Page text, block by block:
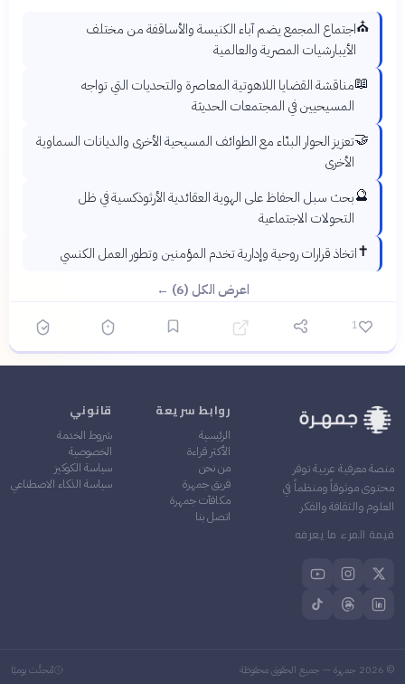
⛪اجتماع المجمع يضم آباء الكنيسة والأساقفة من مختلف
الأيبارشيات المصرية والعالمية
📖مناقشة القضايا اللاهوتية المعاصرة والتحديات التي تواجه
المسيحيين في المجتمعات الحديثة
🤝تعزيز الحوار البنّاء مع الطوائف المسيحية الأخرى والديانات السماوية
الأخرى
🔮بحث سبل الحفاظ على الهوية العقائدية الأرثوذكسية في ظل
التحولات الاجتماعية
✝️اتخاذ قرارات روحية وإدارية تخدم المؤمنين وتطور العمل الكنسي
اعرض الكل (6) ←
1
منصة معرفية عربية توفر
محتوى موثوقاً ومنظماً في
العلوم والثقافة والفكر
قيمة المرء ما يعرفه
روابط سريعة
الرئيسية
الأكثر قراءة
من نحن
فريق جمهرة
مكافآت جمهرة
اتصل بنا
قانوني
شروط الخدمة
الخصوصية
سياسة الكوكيز
سياسة الذكاء الاصطناعي
©
2026 جمهرة — جميع الحقوق محفوظة مُحدَّث يوميًا